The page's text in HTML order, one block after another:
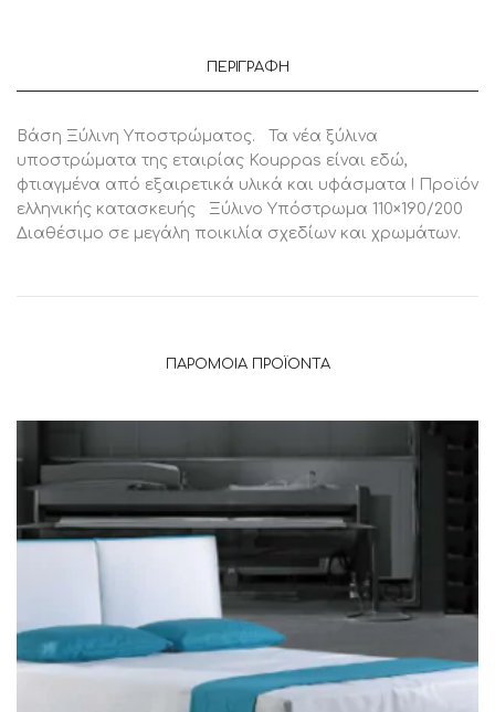
Τεμάχιο
ΠΕΡΙΓΡΑΦΉ
Βάση Ξύλινη Υποστρώματος. Τα νέα ξύλινα
υποστρώματα της εταιρίας Kouppas είναι εδώ,
φτιαγμένα από εξαιρετικά υλικά και υφάσματα ! Προϊόν
ελληνικής κατασκευής Ξύλινο Υπόστρωμα 110×190/200
Διαθέσιμο σε μεγάλη ποικιλία σχεδίων και χρωμάτων.
ΠΑΡΌΜΟΙΑ ΠΡΟΪΌΝΤΑ